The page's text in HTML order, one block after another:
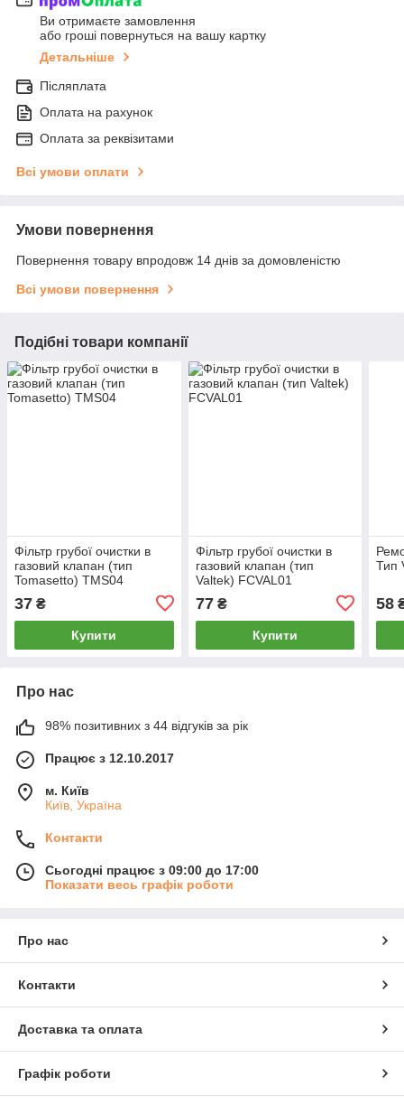
Ви отримаєте замовлення
або гроші повернуться на вашу картку
Детальніше
Післяплата
Оплата на рахунок
Оплата за реквізитами
Всі умови оплати
Умови повернення
Повернення товару впродовж 14 днів за домовленістю
Всі умови повернення
Подібні товари компанії
Фільтр грубої очистки в
газовий клапан (тип
Tomasetto) TMS04
37 ₴
Купити
Фільтр грубої очистки в
газовий клапан (тип
Valtek) FCVAL01
77₴
Купити
Тип
58
Про нас
98% позитивних з 44 відгуків за рік
Працює з 12.10.2017
м. Київ
Київ, Україна
Контакти
Сьогодні працює з 09:00 до 17:00
Показати весь графік роботи
Про нас
Контакти
Доставка та оплата
Графік роботи